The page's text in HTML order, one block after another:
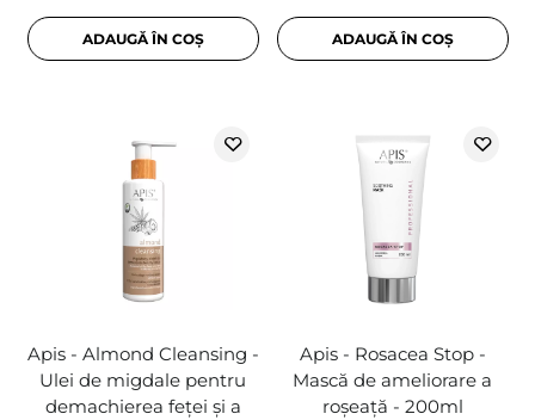
ADAUGĂ ÎN COȘ ADAUGĂ ÎN COȘ
Apis - Almond Cleansing -
Ulei de migdale pentru
demachierea feței și a
Apis - Rosacea Stop -
Mască de ameliorare a
roșeață - 200ml